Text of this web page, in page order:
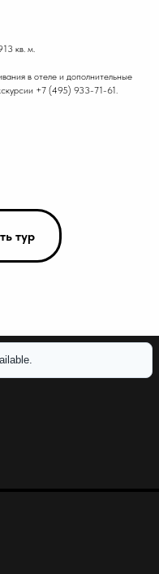
кв. м.
в отеле и дополнительные
+7 (495) 933-71-61.
тур